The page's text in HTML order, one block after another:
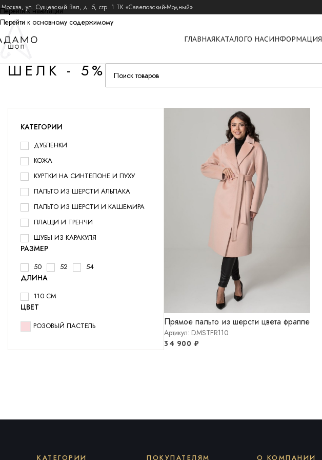
Перейти к навигации
Перейти к основному содержимому
ул. Сущевский Вал, д. 5, стр. 1 ТК «Савеловский-Модный»
ГЛАВНАЯКАТАЛОГО НАСИНФОРМАЦИЯ
ШЕЛК - 5%
КАТЕГОРИИ
ДУБЛЕНКИ
КОЖА
КУРТКИ НА СИНТЕПОНЕ И ПУХУ
ПАЛЬТО ИЗ ШЕРСТИ АЛЬПАКА
ПАЛЬТО ИЗ ШЕРСТИ И КАШЕМИРА
ПЛАЩИ И ТРЕНЧИ
ШУБЫ ИЗ КАРАКУЛЯ
РАЗМЕР
50 52 54
ДЛИНА
110 СМ
ЦВЕТ
РОЗОВЫЙ ПАСТЕЛЬ Прямое пальто из шерсти цвета фраппе
Артикул: DMSTFR110
34 900 ₽
КАТЕГОРИИ ПОКУПАТЕЛЯМ О КОМПАНИИ